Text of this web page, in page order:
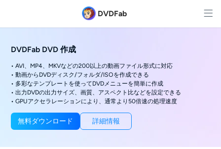
DVDFab
DVDFab DVD 作成
• AVI、MP4、MKVなどの200以上の動画ファイル形式に対応
• 動画からDVDディスク/フォルダ/ISOを作成できる
• 多彩なテンプレートを使ってDVDメニューを簡単に作成
• 出力DVDの出力サイズ、画質、アスペクト比などを設定できる
• GPUアクセラレーションにより、通常より50倍速の処理速度
無料ダウンロード 詳細情報